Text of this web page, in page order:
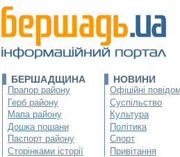
БЕРШАДЩИНА
Прапор району
Герб району
Мапа району
Дошка пошани
Паспорт району
Сторінками історії
НОВИНИ
Офіційні
Суспільство
Культура
Політика
Спорт
Привітання